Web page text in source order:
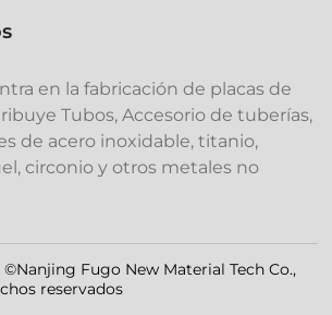
en la fabricación de placas de
Tubos, Accesorio de tubería‌s,
de acero inoxidable, titanio,
circonio y otros metales no
Fugo New Material Tech Co.,
reservados